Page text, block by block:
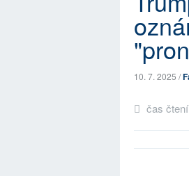
10. 7. 2025 /
čas